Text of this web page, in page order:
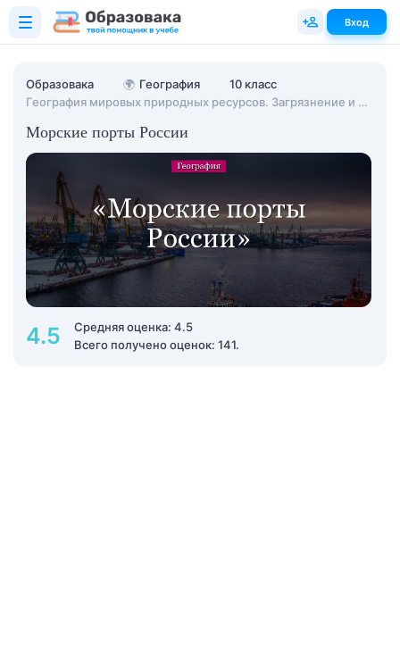
Образовака 🌍 География
10 класс
География мировых природных ресурсов. Загрязнение и охрана окружающей среды
Морские порты России
4.5
Средняя оценка: 4.5
Всего получено оценок: 141.
Вход